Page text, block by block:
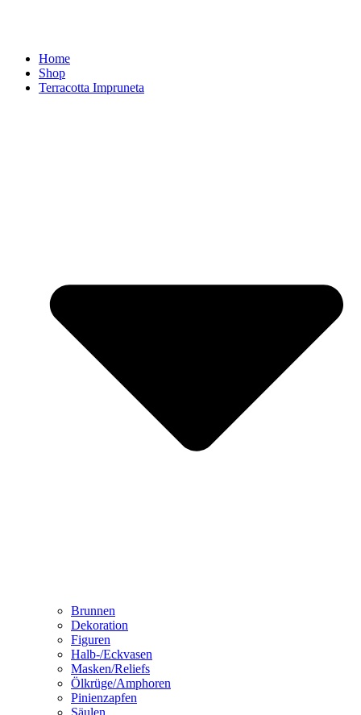
Home
Shop
Terracotta Impruneta
Brunnen
Dekoration
Figuren
Halb-/Eckvasen
Masken/Reliefs
Ölkrüge/Amphoren
Pinienzapfen